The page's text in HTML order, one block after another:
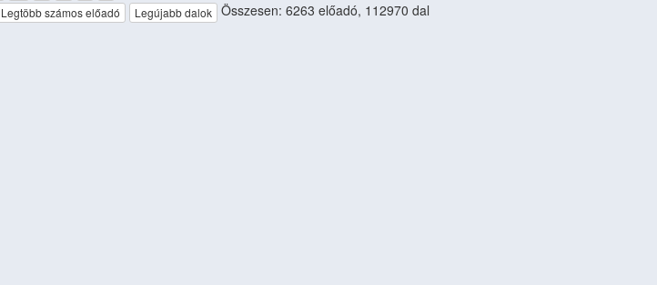
Legtöbb számos előadó Legújabb dalok Összesen: 6263 előadó, 112970 dal